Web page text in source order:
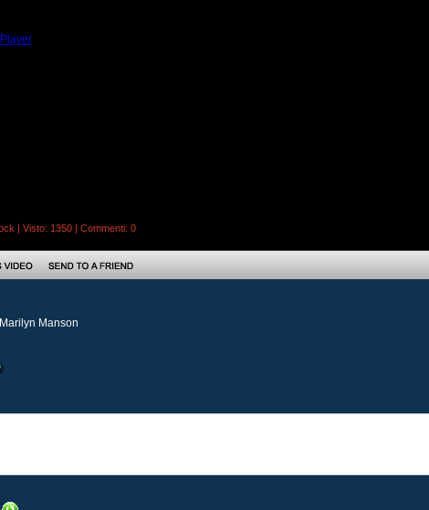
installed and a browser with JavaScript support.
| Visto: 1350 | Commenti: 0
Manson